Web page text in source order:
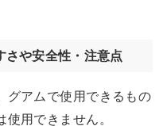
さや安全性・注意点
グアムで使用できるもの
用できません。